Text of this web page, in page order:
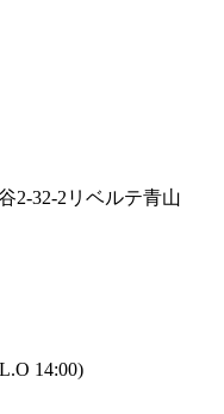
2-32-2リベルテ青山
14:00)